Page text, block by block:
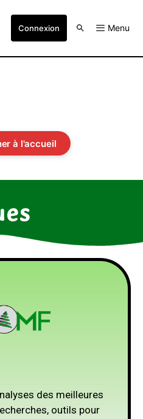
Connexion Menu
à l'accueil
des meilleures
outils pour